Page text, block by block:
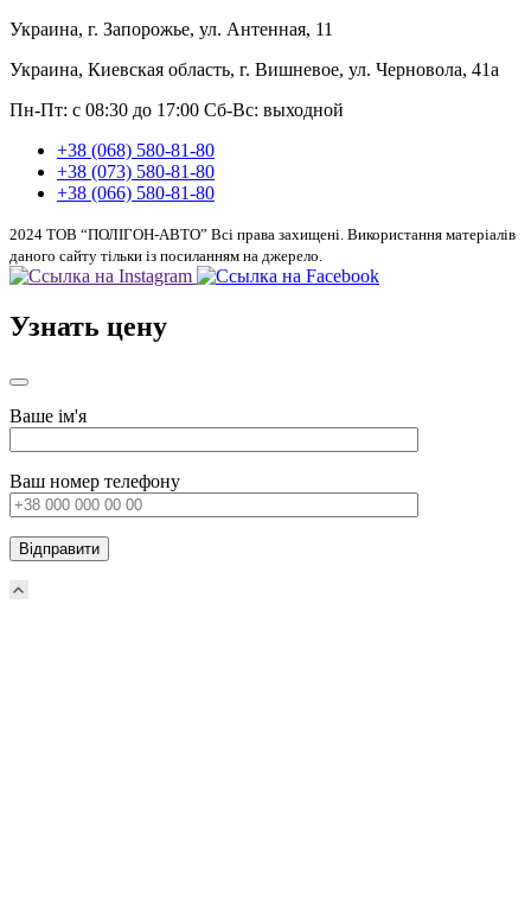
Украина, г. Запорожье, ул. Антенная, 11
Украина, Киевская область, г. Вишневое, ул. Черновола, 41а
Пн-Пт: с 08:30 до 17:00 Сб-Вс: выходной
+38 (068) 580-81-80
+38 (073) 580-81-80
+38 (066) 580-81-80
2024 ТОВ “ПОЛІГОН-АВТО” Всі права захищені. Використання матеріалів
даного сайту тільки із посиланням на джерело.
Узнать цену
Ваше ім'я
Ваш номер телефону